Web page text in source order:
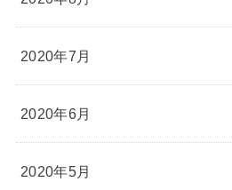
2020年7月
2020年6月
2020年5月